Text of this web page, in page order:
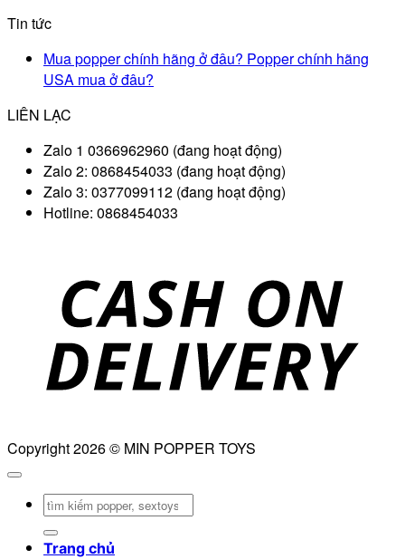
Tin tức
Mua popper chính hãng ở đâu? Popper chính hãng
USA mua ở đâu?
LIÊN LẠC
Zalo 1 0366962960 (đang hoạt động)
Zalo 2: 0868454033 (đang hoạt động)
Zalo 3: 0377099112 (đang hoạt động)
Hotline: 0868454033
Copyright 2026 © MIN POPPER TOYS
Tìm
Trang chủ